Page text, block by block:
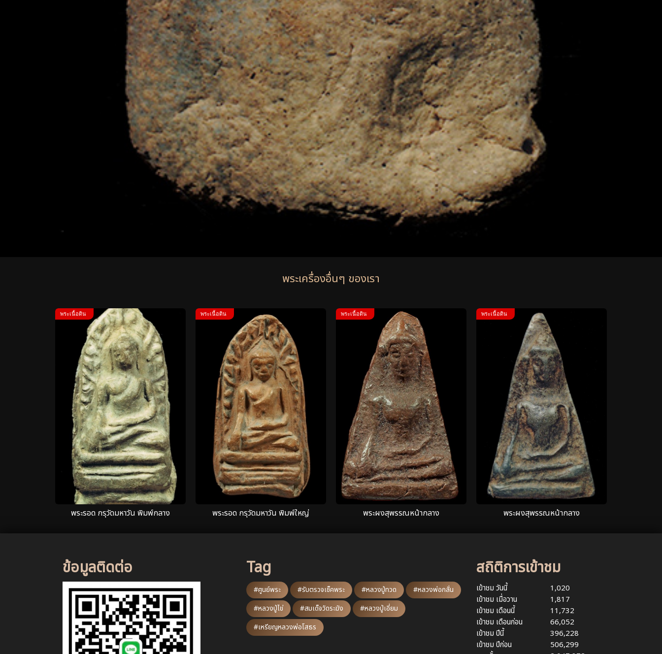
พระเครื่องอื่นๆ ของเรา
พระเนื้อดิน
พระรอด กรุวัดมหาวัน พิมพ์กลาง
พระเนื้อดิน
พระรอด กรุวัดมหาวัน พิมพ์ใหญ่
พระเนื้อดิน
พระผงสุพรรณหน้ากลาง
พระเนื้อดิน
พระผงสุพรรณหน้ากลาง
ข้อมูลติดต่อ Tag
#ศูนย์พระ #รับตรวจเช็คพระ #หลวงปู่ทวด
#หลวงพ่อกลั่น
#หลวงปู่ไข่
#สมเด็จวัดระฆัง
#หลวงปู่เอี่ยม
#เหรียญหลวงพ่อโสธร
สถิติการเข้าชม
เข้าชม วันนี้
1,020
เข้าชม เมื่อวาน
1,817
เข้าชม เดือนนี้
11,732
เข้าชม เดือนก่อน
66,052
เข้าชม ปีนี้
396,228
เข้าชม ปีก่อน
506,299